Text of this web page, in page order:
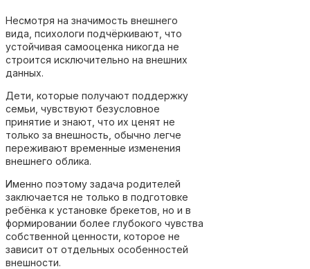
Несмотря на значимость внешнего
вида, психологи подчёркивают, что
устойчивая самооценка никогда не
строится исключительно на внешних
данных.
Дети, которые получают поддержку
семьи, чувствуют безусловное
принятие и знают, что их ценят не
только за внешность, обычно легче
переживают временные изменения
внешнего облика.
Именно поэтому задача родителей
заключается не только в подготовке
ребёнка к установке брекетов, но и в
формировании более глубокого чувства
собственной ценности, которое не
зависит от отдельных особенностей
внешности.